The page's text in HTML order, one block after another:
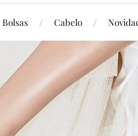
Bolsas Cabelo